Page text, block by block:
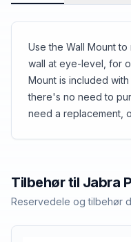
Use the Wall Mount
wall at eye-level, for
Mount is included
there's no need to
need a replacement,
Tilbehør til Jabra
Reservedele og tilbehør